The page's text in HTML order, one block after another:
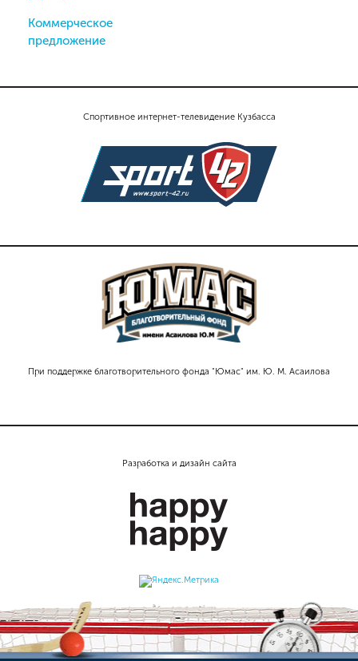
Спортивное интернет-телевидение Кузбасса
При поддержке благотворительного фонда "Юмас" им. Ю. М. Асаилова
Коммерческое
предложение
Разработка и дизайн сайта